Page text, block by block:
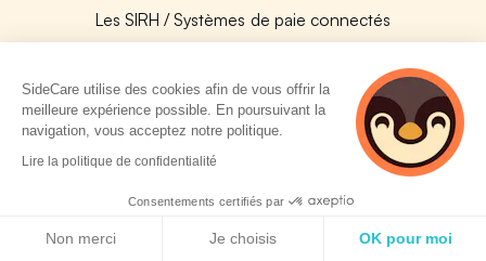
Les SIRH / Systèmes de paie connectés
A PROPOS
Se connecter
Centre d'aide
Témoignages
SideCare utilise des cookies afin de vous offrir la
meilleure expérience possible. En poursuivant la
navigation, vous acceptez notre politique.
Lire la politique de confidentialité
Consentements certifiés par
Non merci Je choisis OK pour moi
4 personnes
consultent
actuellement cette